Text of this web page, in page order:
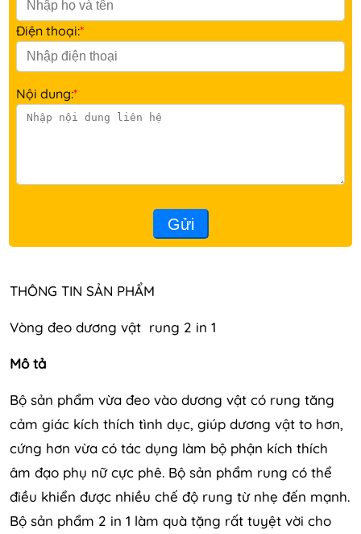
Điện thoại:*
Nội dung:*
Gửi
THÔNG TIN SẢN PHẨM
Vòng đeo dương vật rung 2 in 1
Mô tả
Bộ sản phẩm vừa đeo vào dương vật có rung tăng
cảm giác kích thích tình dục, giúp dương vật to hơn,
cứng hơn vừa có tác dụng làm bộ phận kích thích
âm đạo phụ nữ cực phê. Bộ sản phẩm rung có thể
điều khiển được nhiều chế độ rung từ nhẹ đến mạnh.
Bộ sản phẩm 2 in 1 làm quà tặng rất tuyệt vời cho